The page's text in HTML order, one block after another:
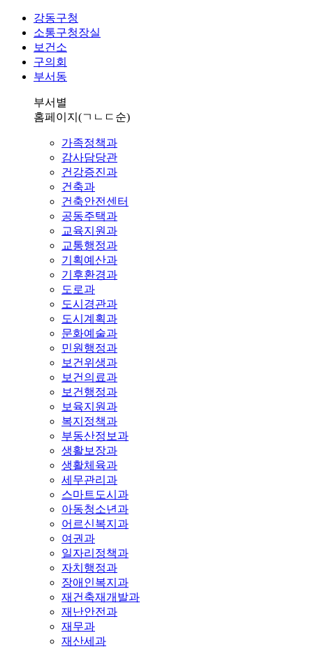
강동구청
소통구청장실
보건소
구의회
부서동
부서별
홈페이지 (ㄱㄴㄷ순)
가족정책과
감사담당관
건강증진과
건축과
건축안전센터
공동주택과
교육지원과
교통행정과
기획예산과
기후환경과
도로과
도시경관과
도시계획과
문화예술과
민원행정과
보건위생과
보건의료과
보건행정과
보육지원과
복지정책과
부동산정보과
생활보장과
생활체육과
세무관리과
스마트도시과
아동청소년과
어르신복지과
여권과
일자리정책과
자치행정과
장애인복지과
재건축재개발과
재난안전과
재무과
재산세과